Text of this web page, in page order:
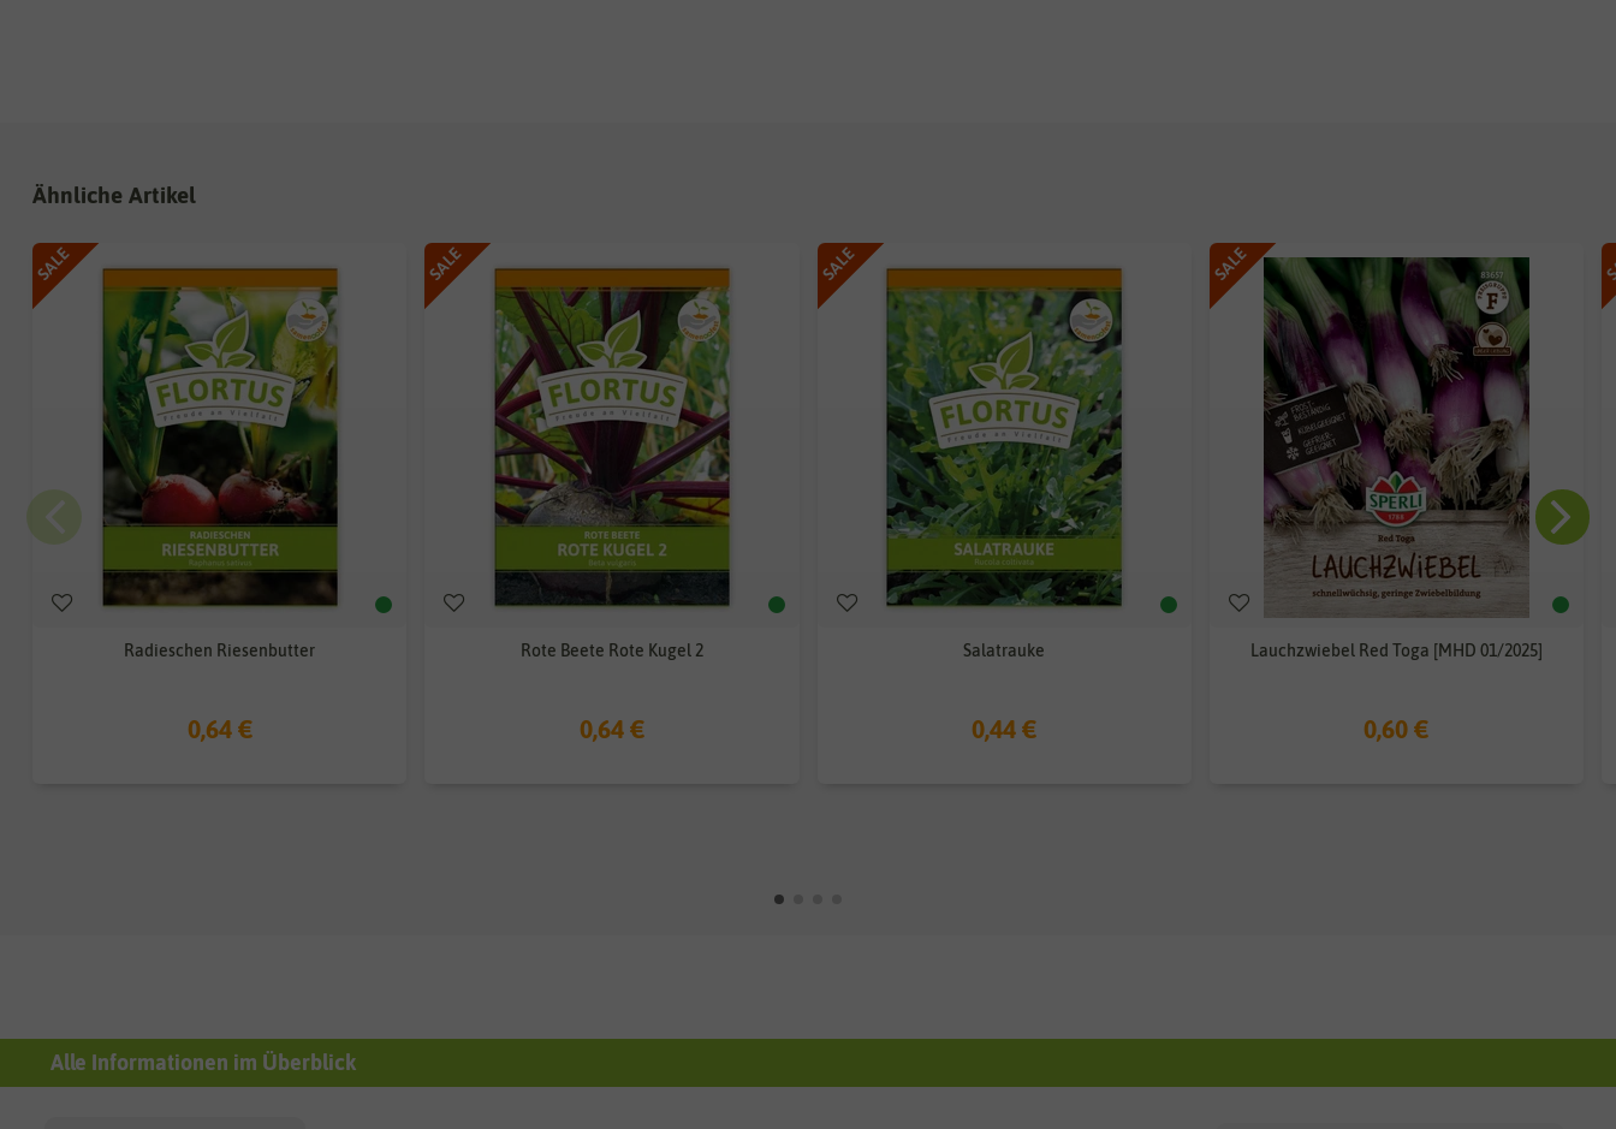
Ähnliche Artikel
SALE
Radieschen Riesenbutter
0,64 €
SALE
Rote Beete Rote Kugel 2
0,64 €
SALE
Salatrauke
0,44 €
SALE
Lauchzwiebel Red Toga [MHD 01/2025]
0,60 €
Alle Informationen im Überblick